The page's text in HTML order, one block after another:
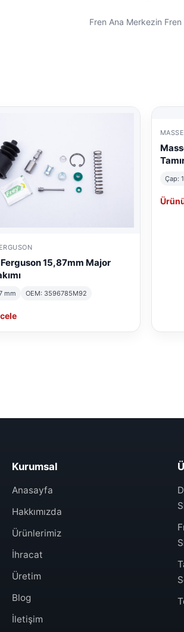
Fren Ana Merkezin Fren
15,87mm Major
mm OEM: 3596785M92
Çap:
Kurumsal
Anasayfa
Hakkımızda
Ürünlerimiz
İhracat
Üretim
Blog
İletişim